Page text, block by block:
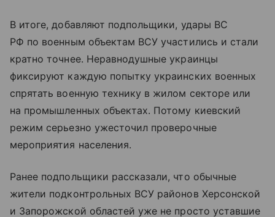
В итоге, добавляют подпольщики, удары ВС
РФ по военным объектам ВСУ участились и стали
кратно точнее. Неравнодушные украинцы
фиксируют каждую попытку украинских военных
спрятать военную технику в жилом секторе или
на промышленных объектах. Потому киевский
режим серьезно ужесточил проверочные
мероприятия населения.
Ранее подпольщики рассказали, что обычные
жители подконтрольных ВСУ районов Херсонской
и Запорожской областей уже не просто уставшие